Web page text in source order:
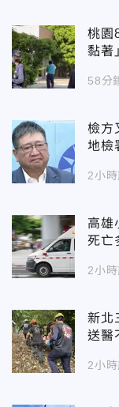
桃園
黏著
58分
檢方
地檢
2小時
高雄
死亡
2小時
新北
送醫
2小時